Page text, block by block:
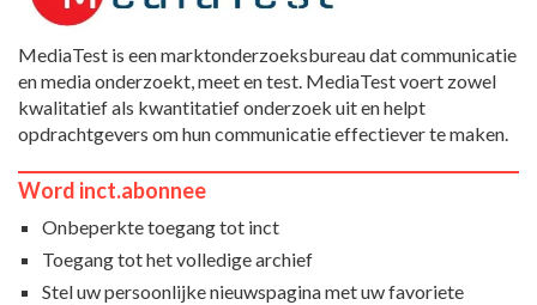
MediaTest is een marktonderzoeksbureau dat communicatie
en media onderzoekt, meet en test. MediaTest voert zowel
kwalitatief als kwantitatief onderzoek uit en helpt
opdrachtgevers om hun communicatie effectiever te maken.
Word inct.abonnee
Onbeperkte toegang tot inct
Toegang tot het volledige archief
Stel uw persoonlijke nieuwspagina met uw favoriete